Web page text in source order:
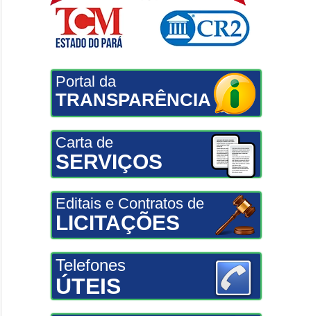
Portal da
TRANSPARÊNCIA
Carta de
SERVIÇOS
Editais e Contratos de
LICITAÇÕES
Telefones
ÚTEIS